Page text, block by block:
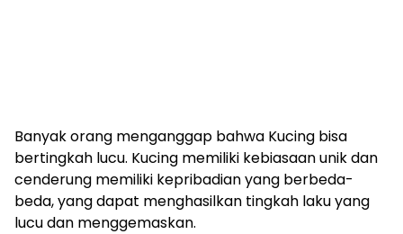
Banyak orang menganggap bahwa Kucing bisa
bertingkah lucu. Kucing memiliki kebiasaan unik dan
cenderung memiliki kepribadian yang berbeda-
beda, yang dapat menghasilkan tingkah laku yang
lucu dan menggemaskan.